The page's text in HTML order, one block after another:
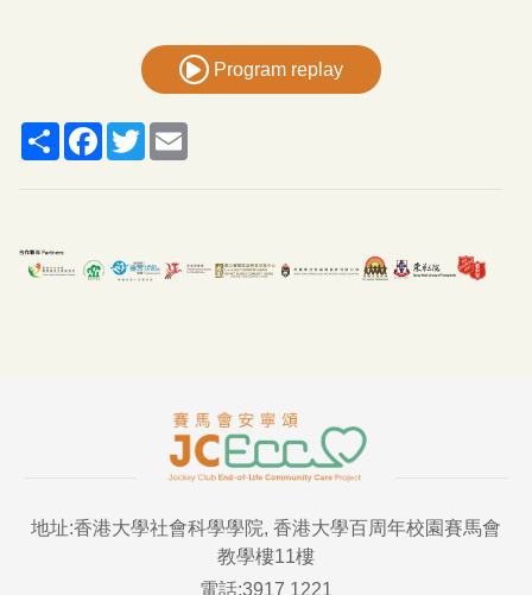
Program replay
ShareFacebook
Twitter
地址:香港大學社會科學學院, 香港大學百周年校園賽馬會
教學樓11樓
電話:3917 1221